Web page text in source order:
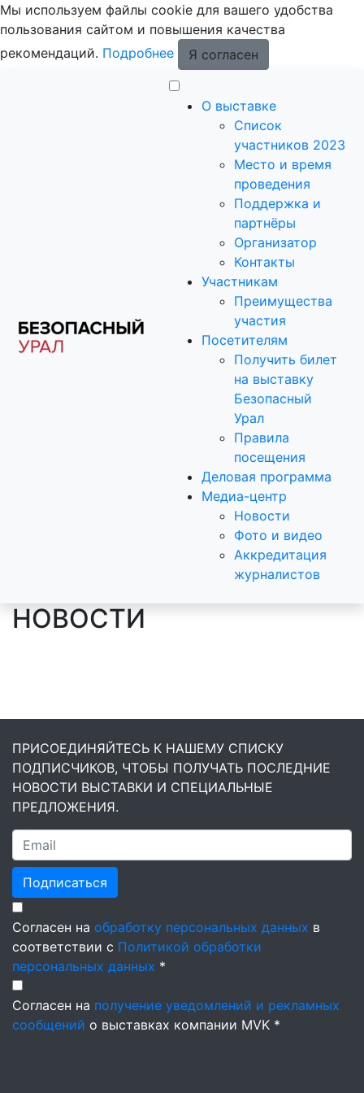
Мы используем файлы cookie для вашего удобства
пользования сайтом и повышения качества
рекомендаций. Подробнее Я согласен
О выставке
Список
участников 2023
Место и время
проведения
Поддержка и
партнёры
Организатор
Контакты
Участникам
Преимущества
участия
Посетителям
Получить билет
на выставку
Безопасный
Урал
Правила
посещения
Деловая программа
Медиа-центр
Новости
Фото и видео
Аккредитация
журналистов
НОВОСТИ
ПРИСОЕДИНЯЙТЕСЬ К НАШЕМУ СПИСКУ
ПОДПИСЧИКОВ, ЧТОБЫ ПОЛУЧАТЬ ПОСЛЕДНИЕ
НОВОСТИ ВЫСТАВКИ И СПЕЦИАЛЬНЫЕ
ПРЕДЛОЖЕНИЯ.
Подписаться
Согласен на обработку персональных данных в
соответствии с Политикой обработки
персональных данных *
Согласен на получение уведомлений и рекламных
сообщений о выставках компании MVK *